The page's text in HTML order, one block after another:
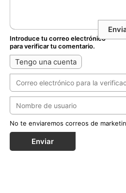
Introduce tu correo electrónico
para verificar tu comentario.
Tengo una cuenta
No te enviaremos correos de
Enviar